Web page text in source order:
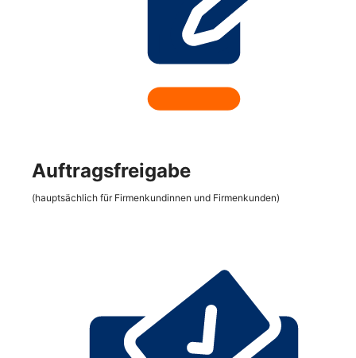
Auftragsfreigabe
(hauptsächlich für Firmenkundinnen und Firmenkunden)